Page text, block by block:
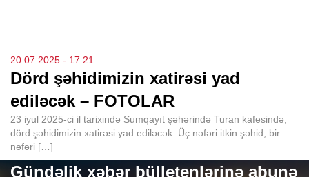
20.07.2025 - 17:21
Dörd şəhidimizin xatirəsi yad
ediləcək – FOTOLAR
23 iyul 2025-ci il tarixində Sumqayıt şəhərində Turan kafesində,
dörd şəhidimizin xatirəsi yad ediləcək. Üç nəfəri itkin şəhid, bir
nəfəri […]
Gündəlik xəbər bülletenlərinə abunə